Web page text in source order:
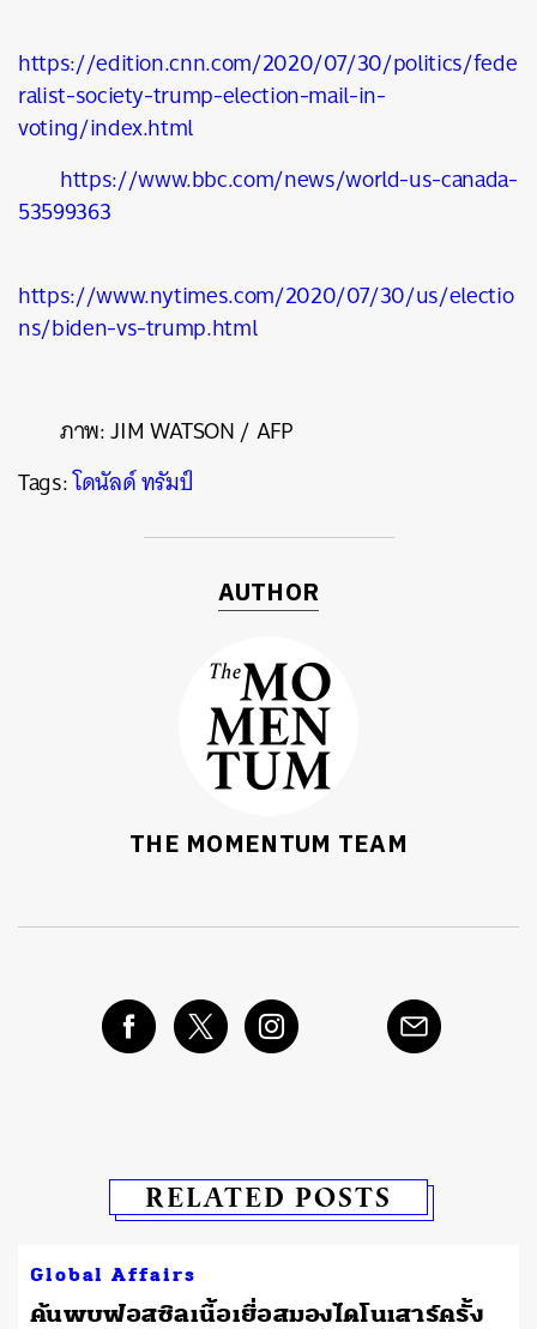
https://edition.cnn.com/2020/07/30/politics/fede
ralist-society-trump-election-mail-in-
voting/index.html
https://www.bbc.com/news/world-us-canada-
53599363
https://www.nytimes.com/2020/07/30/us/electio
ns/biden-vs-trump.html
ภาพ: JIM WATSON / AFP
Tags:โดนัลด์ ทรัมป์
AUTHOR
THE MOMENTUM TEAM
RELATED POSTS
Global Affairs
ค้นพบฟอสซิลเนื้อเยื่อสมองไดโนเสาร์ครั้ง